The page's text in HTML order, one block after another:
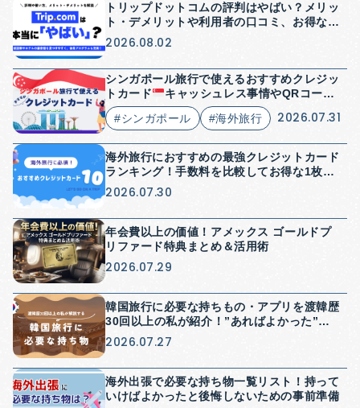
トリップドットコムの評判はやばい？メリッ
ト・デメリットや利用者の口コミ、お得な使
い方を解説
2026.08.02
シンガポール旅行で使えるおすすめクレジッ
トカード
キャッシュレス事情やQRコード
決済についても解説
#シンガポール
#海外旅行 2026.07.31
海外旅行におすすめの最強クレジットカード
ランキング！手数料を比較してお得な1枚を
紹介
2026.07.30
年会費以上の価値！アメックス ゴールドプ
リファード特典まとめ＆活用術
2026.07.29
韓国旅行に必要な持ちもの・アプリを渡韓歴
30回以上の私が紹介！”あればよかった”を
防げる持ち物紹介
2026.07.27
海外出張で必要な持ち物一覧リスト！持って
いけばよかったと後悔しないための事前準備